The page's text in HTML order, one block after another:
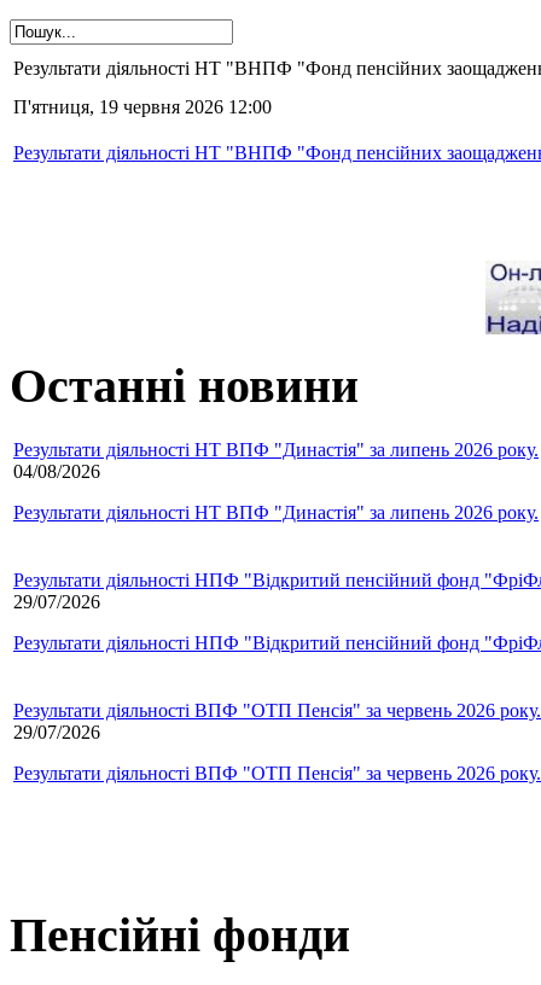
Результати діяльності НТ "ВНПФ "Фонд пенсійних
П'ятниця, 19 червня 2026 12:00
Результати діяльності НТ "ВНПФ "Фонд пенсійних
Останні новини
Результати діяльності НТ ВПФ "Династія" за липень 2026 року.
04/08/2026
Результати діяльності НТ ВПФ "Династія" за липень 2026 року.
Результати діяльності НПФ "Відкритий пенсійний фонд
29/07/2026
Результати діяльності НПФ "Відкритий пенсійний фонд
Результати діяльності ВПФ "ОТП Пенсія" за червень 2026 року.
29/07/2026
Результати діяльності ВПФ "ОТП Пенсія" за червень 2026 року.
Пенсійні фонди